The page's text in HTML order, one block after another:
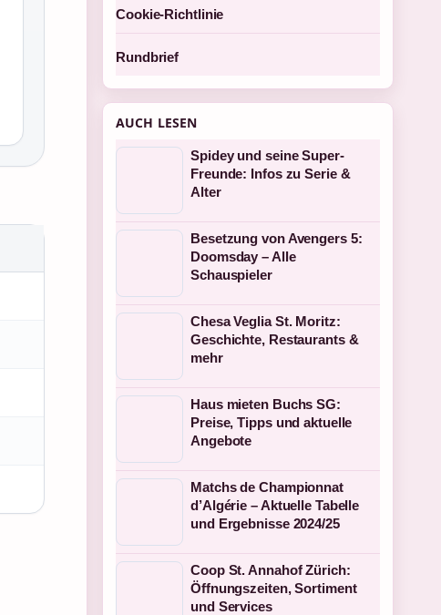
Cookie-Richtlinie
Rundbrief
AUCH LESEN
Spidey und seine Super-
Freunde: Infos zu Serie &
Alter
Besetzung von Avengers 5:
Doomsday – Alle
Schauspieler
Chesa Veglia St. Moritz:
Geschichte, Restaurants &
mehr
Haus mieten Buchs SG:
Preise, Tipps und aktuelle
Angebote
Matchs de Championnat
d’Algérie – Aktuelle Tabelle
und Ergebnisse 2024/25
Coop St. Annahof Zürich:
Öffnungszeiten, Sortiment
und Services